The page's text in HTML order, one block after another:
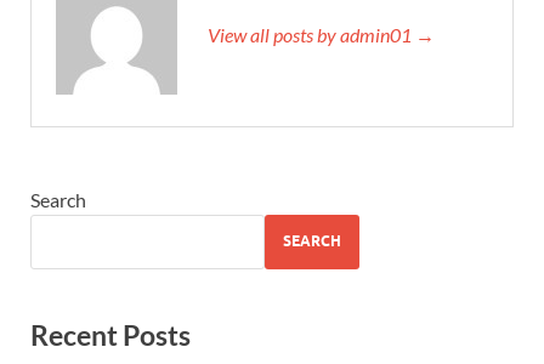
View all posts by admin01 →
Search
SEARCH
Recent Posts